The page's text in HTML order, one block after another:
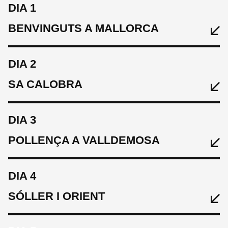
DIA 1
BENVINGUTS A MALLORCA
MENJAR
Dinar lleuger a l'arribada
DIA 2
SA CALOBRA
DIA 3
POLLENÇA A VALLDEMOSA
DIA 4
SÓLLER I ORIENT